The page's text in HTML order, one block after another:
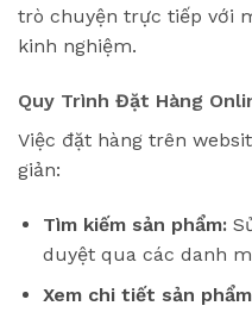
trò chuyện trực tiếp với
kinh nghiệm.
Quy Trình Đặt Hàng
Việc đặt hàng trên
giản:
Tìm kiếm sản phẩm:
duyệt qua các danh
Xem chi tiết sản